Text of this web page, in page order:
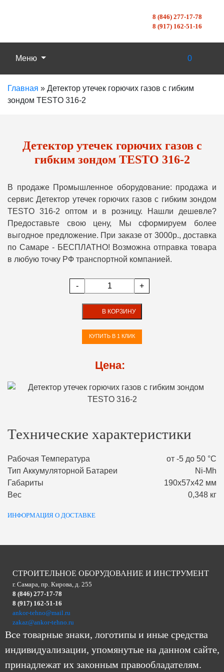
8 (846) 277-17-78
8 (917) 162-51-16
Меню 0
Главная » Детектор утечек горючих газов с гибким
зондом TESTO 316-2
Детектор утечек горючих газов с
гибким зондом TESTO 316-2
В продаже Промышленное оборудование: продажа и
сервис Детектор утечек горючих газов с гибким зондом
TESTO 316-2 оптом и в розницу. Нашли дешевле?
Предоставьте свою цену, Мы сформируем более
выгодное предложение. При заказе от 3000р., доставка
по Самаре - БЕСПЛАТНО! Возможна отправка товара
в любую точку РФ транспортной компанией.
- +
В КОРЗИНУ
КУПИТЬ В 1 КЛИК
Цена:
Технические характеристики
Рабочая Температура
от -5 до 50 °С
Тип Аккумуляторной Батареи
Ni-Mh
Габариты
190х57х42 мм
Вес
0,348 кг
ИНФОРМАЦИЯ О ДОСТАВКЕ
СТРОИТЕЛЬНОЕ ОБОРУДОВАНИЕ И ИНСТРУМЕНТ
г. Самара, пр. Кирова, д. 255
8 (846) 277-17-78
8 (917) 162-51-16
ankor-tehno@mail.ru
zakaz@ankor-tehno.ru
Все товарные знаки, логотипы и иные средства
индивидуализации, упомянутые на данном сайте,
принадлежат их законным правообладателям.